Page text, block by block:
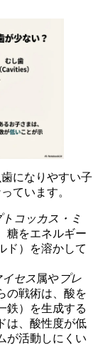
になりやすい子
ています。
トコッカス・ミ
糖をエネルギー
ド）を溶かして
イセス属やプレ
の戦術は、酸を
鉄）を生成する
は、酸性度が低
が活動しにくい